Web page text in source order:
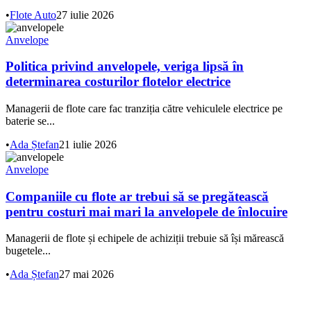
•Flote Auto27 iulie 2026
Anvelope
Politica privind anvelopele, veriga lipsă în
determinarea costurilor flotelor electrice
Managerii de flote care fac tranziția către vehiculele electrice pe
baterie se...
•Ada Ștefan21 iulie 2026
Anvelope
Companiile cu flote ar trebui să se pregătească
pentru costuri mai mari la anvelopele de înlocuire
Managerii de flote și echipele de achiziții trebuie să își mărească
bugetele...
•Ada Ștefan27 mai 2026